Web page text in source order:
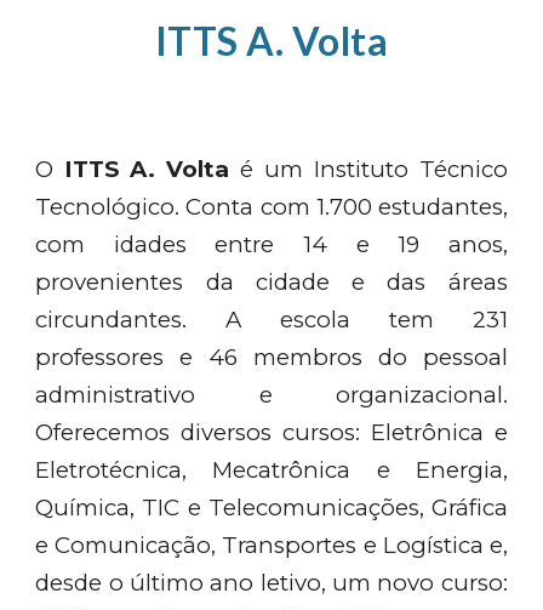
ITTS A. Volta
O ITTS A. Volta é um Instituto Técnico
Tecnológico. Conta com 1.700 estudantes,
com idades entre 14 e 19 anos,
provenientes da cidade e das áreas
circundantes. A escola tem 231
professores e 46 membros do pessoal
administrativo e organizacional.
Oferecemos diversos cursos: Eletrônica e
Eletrotécnica, Mecatrônica e Energia,
Química, TIC e Telecomunicações, Gráfica
e Comunicação, Transportes e Logística e,
desde o último ano letivo, um novo curso: